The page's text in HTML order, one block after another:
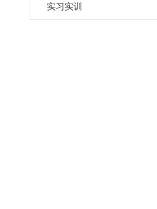
实习实训